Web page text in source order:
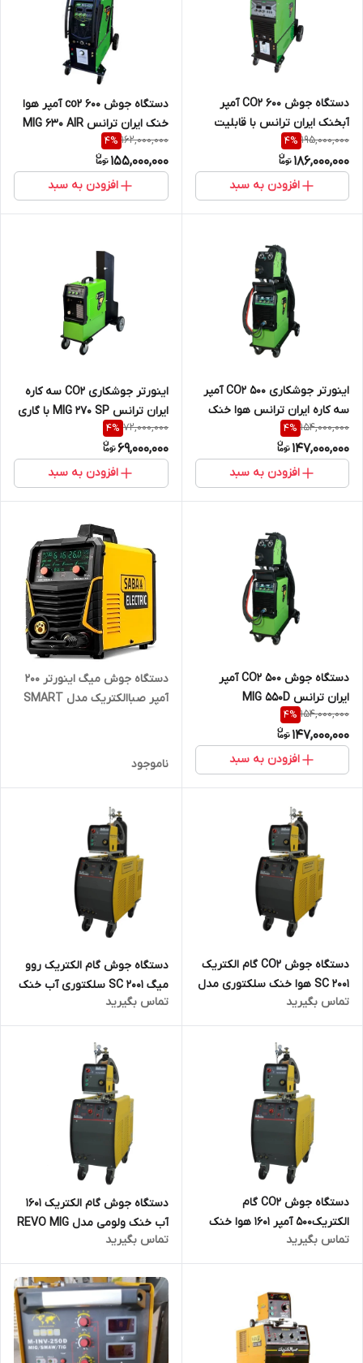
دستگاه جوش CO2 600 آمپر
آبخنک ایران ترانس با قابلیت
گوجینگ MIG 630 IT
WATERCOOL
195,000,000
4%
186,000,000
افزودن به سبد
دستگاه جوش co2 600 آمپر هوا
خنک ایران ترانس MIG 630 AIR
COOL
162,000,000
4%
155,000,000
افزودن به سبد
اینورتر جوشکاری CO2 500 آمپر
سه کاره ایران ترانس هوا خنک
MIG 550 D SYN
154,000,000
4%
147,000,000
افزودن به سبد
اینورتر جوشکاری CO2 سه کاره
ایران ترانس MIG 270 SP با گاری
با قابلیت آرگون و الکترود
72,000,000
4%
69,000,000
افزودن به سبد
دستگاه جوش CO2 500 آمپر
ایران ترانس MIG 550D
154,000,000
4%
147,000,000
افزودن به سبد
دستگاه جوش میگ اینورتر 200
آمپر صباالکتریک مدل SMART
ناموجود
دستگاه جوش CO2 گام الکتریک
SC 2001 هوا خنک سلکتوری مدل
REVO MIG SC 2001 AIR COOL
تماس بگیرید
دستگاه جوش گام الکتریک روو
میگ SC 2001 سلکتوری آب خنک
مدل REVO MIG SC 2001
WATER COOL
تماس بگیرید
دستگاه جوش CO2 گام
الکتریک500 آمپر 1601 هوا خنک
مدل REVO MIG SP 1601 AIR
COOL
تماس بگیرید
دستگاه جوش گام الکتریک 1601
آب خنک ولومی مدل REVO MIG
SP 1601 WATER COOL
تماس بگیرید